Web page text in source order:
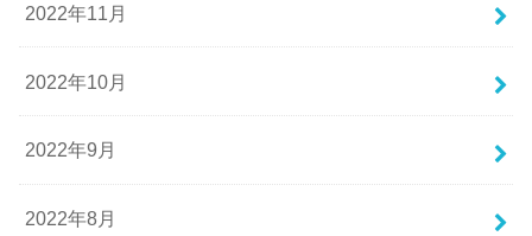
2022年11月
2022年10月
2022年9月
2022年8月